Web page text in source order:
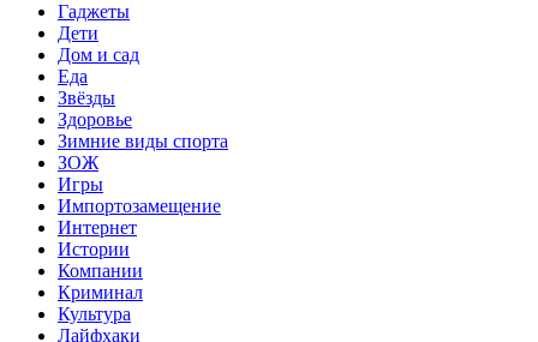
Гаджеты
Дети
Дом и сад
Еда
Звёзды
Здоровье
Зимние виды спорта
ЗОЖ
Игры
Импортозамещение
Интернет
Истории
Компании
Криминал
Культура
Лайфхаки